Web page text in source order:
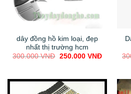
dây đồng hồ kim loại, đẹp
nhất thị trường hcm
300.000VNĐ Original
250.000 VNĐCurrent